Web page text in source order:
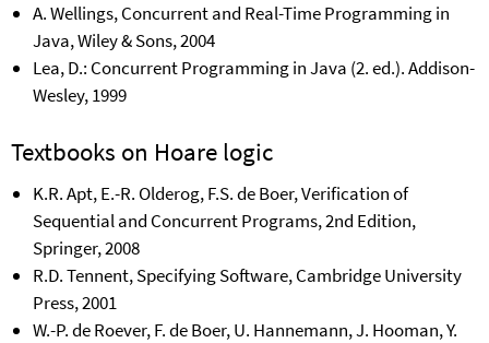
A. Wellings, Concurrent and Real-Time Programming in
Java, Wiley & Sons, 2004
Lea, D.: Concurrent Programming in Java (2. ed.). Addison-
Wesley, 1999
Textbooks on Hoare logic
K.R. Apt, E.-R. Olderog,F.S. de Boer,Verification of
Sequential and Concurrent Programs, 2nd Edition,
Springer,2008
R.D. Tennent, Specifying Software, Cambridge University
Press, 2001
W.-P. de Roever, F. de Boer, U. Hannemann, J. Hooman, Y.